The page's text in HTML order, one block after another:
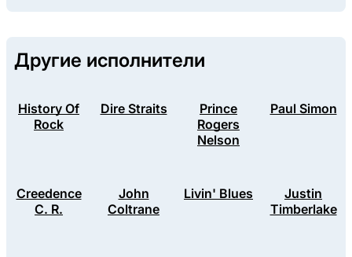
Другие исполнители
History Of
Rock
Dire Straits
Prince
Rogers
Nelson
Paul Simon
Creedence
C. R.
John
Coltrane
Livin' Blues
Justin
Timberlake